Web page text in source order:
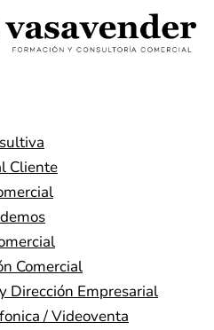
Cliente
Comercial
Dirección Empresarial
/ Videoventa